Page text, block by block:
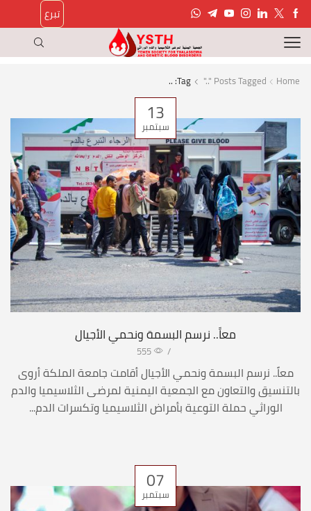
تبرع
Home
Posts Tagged ".."
Tag: ..
13
سبتمبر
معاً.. نرسم البسمة ونحمي الأجيال
/
555
معاً.. نرسم البسمة ونحمي الأجيال أقامت جامعة الملكة أروى
بالتنسيق والتعاون مع الجمعية اليمنية لمرضى الثلاسيميا والدم
الوراثي حملة التوعية بأمراض الثلاسيميا وتكسرات الدم...
07
سبتمبر